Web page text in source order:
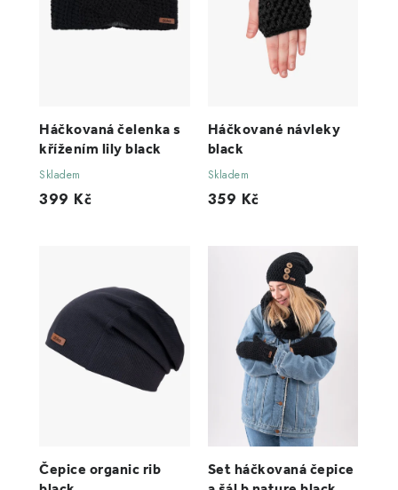
Háčkovaná čelenka s
křížením lily black
Skladem
399 Kč
Háčkované návleky
black
Skladem
359 Kč
Čepice organic rib
Set háčkovaná čepice